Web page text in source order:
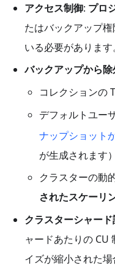
アクセス制御: プロ
たはバックアップ
いる必要があります。
バックアップから除
コレクションの
デフォルトユー
ナップショット
が生成されます）
クラスターの動
されたスケーリ
クラスターシャード
ャードあたりの CU
イズが縮小された